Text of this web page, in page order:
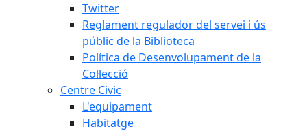
Twitter
Reglament regulador del servei i ús
públic de la Biblioteca
Política de Desenvolupament de la
Col·lecció
Centre Civic
L'equipament
Habitatge